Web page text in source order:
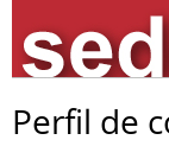
Perfil de